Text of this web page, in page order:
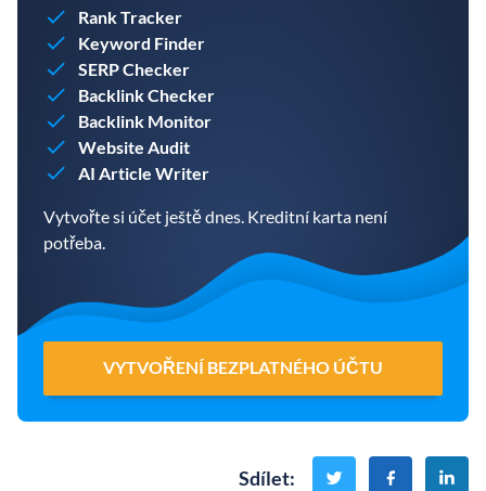
Rank Tracker
Keyword Finder
SERP Checker
Backlink Checker
Backlink Monitor
Website Audit
AI Article Writer
Vytvořte si účet ještě dnes. Kreditní karta není
potřeba.
VYTVOŘENÍ BEZPLATNÉHO ÚČTU
Sdílet: